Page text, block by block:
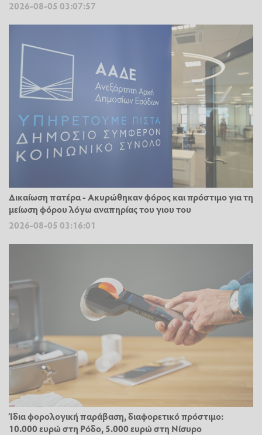
2026-08-05 03:07:57
Δικαίωση πατέρα - Ακυρώθηκαν φόρος και πρόστιμο για τη
μείωση φόρου λόγω αναπηρίας του γιου του
2026-08-05 03:16:01
Ίδια φορολογική παράβαση, διαφορετικό πρόστιμο:
10.000 ευρώ στη Ρόδο, 5.000 ευρώ στη Νίσυρο